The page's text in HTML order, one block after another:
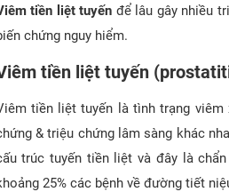
tiền liệt tuyến để lâu gây nhiều
chứng nguy hiểm.
tiền liệt tuyến
tiền liệt tuyến là tình trạng
& triệu chứng lâm sàng khác
trúc tuyến tiền liệt và đây là
25% các bệnh về đường tiết